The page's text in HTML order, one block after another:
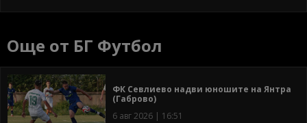
Още от БГ Футбол
ФК Севлиево надви юношите на Янтра
(Габрово)
6 авг 2026 | 16:51